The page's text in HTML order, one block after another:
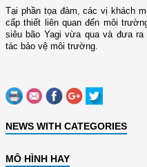
Tại phần tọa đàm, các vị khách
cấp thiết liên quan đến môi
siêu bão Yagi vừa qua và đưa
tác bảo vệ môi trường.
NEWS WITH CATEGORIES
MÔ HÌNH HAY